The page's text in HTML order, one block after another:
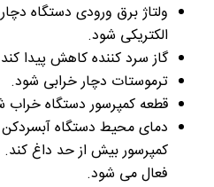
ولتاژ برق ورودی دستگاه
الکتریکی شود.
گاز سرد کننده کاهش پیدا
ترموستات دچار خرابی شود.
قطعه کمپرسور دستگاه خراب
دمای محیط دستگاه
کمپرسور بیش از حد داغ
فعال می شود.